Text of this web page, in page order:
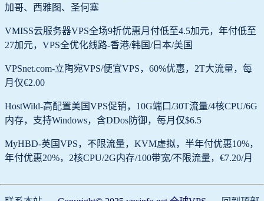
加哥、西雅图、圣何塞
VMISS云服务器VPS全场9折优惠月付低至4.5加元，年付低至
27加元，VPS全优化线路-香港/韩国/日本/美国
VPSnet.com-立陶宛VPS/便宜VPS，60%优惠，2T大流量，每
月仅€2.00
HostWild-高配置美国VPS促销，10G端口/30T流量/4核CPU/6G
内存，支持Windows，含DDos防御，每月仅$6.5
MyHBD-英国VPS，不限流量，KVM虚拟，半年付优惠10%，
年付优惠20%，2核CPU/2G内存/100带宽/不限流量，€7.20/月